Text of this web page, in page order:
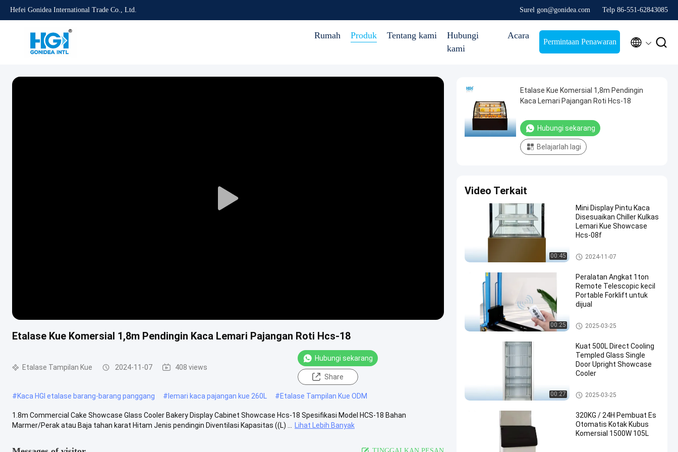
Hefei Gonidea International Trade Co., Ltd. Surel gon@gonidea.com Telp 86-551-62843085
Rumah Produk Tentang kami
Hubungi
kami
Acara
Permintaan Penawaran  
Play
Etalase Kue Komersial 1,8m Pendingin Kaca Lemari Pajangan Roti Hcs-18
Etalase Tampilan Kue 2024-11-07 408 views
Hubungi sekarang
Share
#Kaca HGI etalase barang-barang panggang #lemari kaca pajangan kue 260L #Etalase Tampilan Kue ODM
1.8m Commercial Cake Showcase Glass Cooler Bakery Display Cabinet Showcase Hcs-18 Spesifikasi Model HCS-18 Bahan
Marmer/Perak atau Baja tahan karat Hitam Jenis pendingin Diventilasi Kapasitas ((L) ...
Lihat Lebih Banyak
TINGGALKAN PESAN
Etalase Kue Komersial 1,8m Pendingin
Kaca Lemari Pajangan Roti Hcs-18
Hubungi sekarang
Belajarlah lagi
Video Terkait
00:45
Mini Display Pintu Kaca
Disesuaikan Chiller Kulkas
Lemari Kue Showcase
Hcs-08f
Etalase Tampilan Kue
2024-11-07
00:25
Peralatan Angkat 1ton
Remote Telescopic kecil
Portable Forklift untuk
dijual
mobil forklift portabel untuk dij
ual
2025-03-25
00:27
Kuat 500L Direct Cooling
Templed Glass Single
Door Upright Showcase
Cooler
Pendingin Showcase Tegak
2025-03-25
320KG / 24H Pembuat Es
Otomatis Kotak Kubus
Komersial 1500W 105L